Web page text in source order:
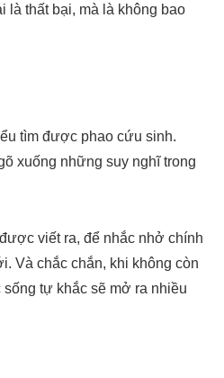
là thất bại, mà là không bao
tìm được phao cứu sinh.
xuống những suy nghĩ trong
viết ra, để nhắc nhở chính
Và chắc chắn, khi không còn
sống tự khắc sẽ mở ra nhiều